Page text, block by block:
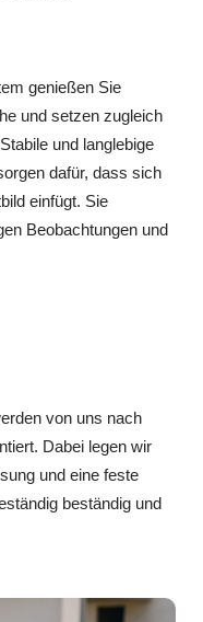
genießen Sie
und setzen zugleich
und langlebige
dafür, dass sich
einfügt. Sie
Beobachtungen und
von uns nach
Dabei legen wir
und eine feste
beständig und